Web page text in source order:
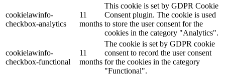
cookielawinfo-
checkbox-analytics
11
months
This cookie is set by GDPR Cookie
Consent plugin. The cookie is used
to store the user consent for the
cookies in the category "Analytics".
cookielawinfo-
checkbox-functional
11
months
The cookie is set by GDPR cookie
consent to record the user consent
for the cookies in the category
"Functional".